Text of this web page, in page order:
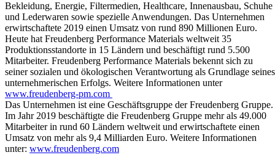
Bekleidung, Energie, Filtermedien, Healthcare, Innenausbau, Schuhe
und Lederwaren sowie spezielle Anwendungen. Das Unternehmen
erwirtschaftete 2019 einen Umsatz von rund 890 Millionen Euro.
Heute hat Freudenberg Performance Materials weltweit 35
Produktionsstandorte in 15 Ländern und beschäftigt rund 5.500
Mitarbeiter. Freudenberg Performance Materials bekennt sich zu
seiner sozialen und ökologischen Verantwortung als Grundlage seines
unternehmerischen Erfolgs. Weitere Informationen unter
www.freudenberg-pm.com
Das Unternehmen ist eine Geschäftsgruppe der Freudenberg Gruppe.
Im Jahr 2019 beschäftigte die Freudenberg Gruppe mehr als 49.000
Mitarbeiter in rund 60 Ländern weltweit und erwirtschaftete einen
Umsatz von mehr als 9,4 Milliarden Euro. Weitere Informationen
unter: www.freudenberg.com